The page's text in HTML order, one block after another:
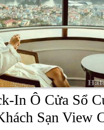
Khách
Thăm
Quan
In Ô Cửa Sổ
Sạn View